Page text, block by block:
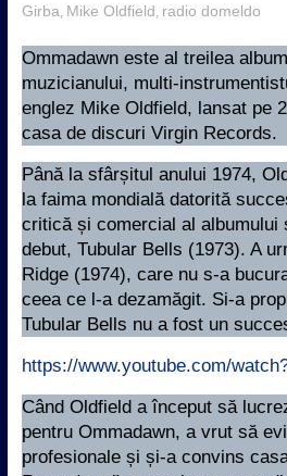
Girba Mike Oldfield radio domeldo
Ommadawn este al treilea
muzicianului, multi-
englez Mike Oldfield, lansat pe
casa de discuri Virgin Records.
Până la sfârșitul anului 1974,
la faima mondială datorită
critică și comercial al albumului
debut, Tubular Bells (1973). A
Ridge (1974), care nu s-a
ceea ce l-a dezamăgit. Si-a
Tubular Bells nu a fost un
https://www.youtube.com/
Când Oldfield a început să
pentru Ommadawn, a vrut să
profesionale și și-a convins